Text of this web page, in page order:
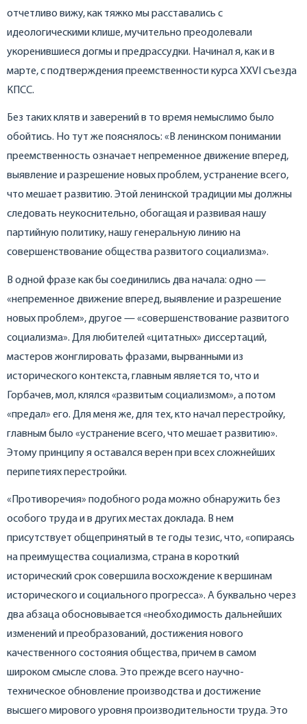
отчетливо вижу, как тяжко мы расставались с
идеологическими клише, мучительно преодолевали
укоренившиеся догмы и предрассудки. Начинал я, как и в
марте, с подтверждения преемственности курса XXVI съезда
КПСС.
Без таких клятв и заверений в то время немыслимо было
обойтись. Но тут же пояснялось: «В ленинском понимании
преемственность означает непременное движение вперед,
выявление и разрешение новых проблем, устранение всего,
что мешает развитию. Этой ленинской традиции мы должны
следовать неукоснительно, обогащая и развивая нашу
партийную политику, нашу генеральную линию на
совершенствование общества развитого социализма».
В одной фразе как бы соединились два начала: одно —
«непременное движение вперед, выявление и разрешение
новых проблем», другое — «совершенствование развитого
социализма». Для любителей «цитатных» диссертаций,
мастеров жонглировать фразами, вырванными из
исторического контекста, главным является то, что и
Горбачев, мол, клялся «развитым социализмом», а потом
«предал» его. Для меня же, для тех, кто начал перестройку,
главным было «устранение всего, что мешает развитию».
Этому принципу я оставался верен при всех сложнейших
перипетиях перестройки.
«Противоречия» подобного рода можно обнаружить без
особого труда и в других местах доклада. В нем
присутствует общепринятый в те годы тезис, что, «опираясь
на преимущества социализма, страна в короткий
исторический срок совершила восхождение к вершинам
исторического и социального прогресса». А буквально через
два абзаца обосновывается «необходимость дальнейших
изменений и преобразований, достижения нового
качественного состояния общества, причем в самом
широком смысле слова. Это прежде всего научно-
техническое обновление производства и достижение
высшего мирового уровня производительности труда. Это